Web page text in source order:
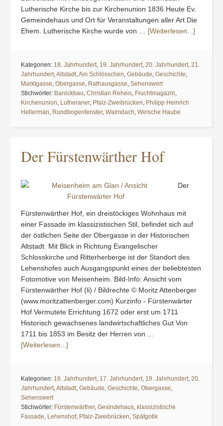
Lutherische Kirche bis zur Kirchenunion 1836 Heute Ev.
Gemeindehaus und Ort für Veranstaltungen aller Art Die
Ehem. Lutherische Kirche wurde von … [Weiterlesen...]
Kategorien: 18. Jahrhundert, 19. Jahrhundert,20. Jahrhundert,21.
Jahrhundert,Altstadt,Am Schlösschen,Gebäude,Geschichte,
Marktgasse,Obergasse, Rathausgasse,Sehenswert
Stichwörter: Barockbau,Christian Reheis, Fruchtmagazin,
Kirchenunion, Lutheraner, Pfalz-Zweibrücken, Philipp Heinrich
Hellerman, Rundbogenfenster,Walmdach,Welsche Haube
Der Fürstenwärther Hof
Der
Fürstenwärther Hof, ein dreistöckiges Wohnhaus mit
einer Fassade im klassizistischen Stil, befindet sich auf
der östlichen Seite der Obergasse in der Historischen
Altstadt. Mit Blick in Richtung Evangelischer
Schlosskirche und Ritterherberge ist der Standort des
Lehenshofes auch Ausgangspunkt eines der beliebtesten
Fotomotive von Meisenheim. Bild-Info: Ansicht vom
Fürstenwärther Hof (li) / Bildrechte © Moritz Attenberger
(www.moritzattenberger.com) Kurzinfo - Fürstenwärter
Hof Vermutete Errichtung 1672 oder erst um 1711
Historisch gewachsenes landwirtschaftliches Gut Von
1711 bis 1853 im Besitz der Herren von …
[Weiterlesen...]
Kategorien: 16. Jahrhundert, 17. Jahrhundert, 19. Jahrhundert,20.
Jahrhundert,Altstadt,Gebäude,Geschichte,Obergasse,
Sehenswert
Stichwörter: Fürstenwärther,Gesindehaus, klassizistische
Fassade, Lehenshof, Pfalz-Zweibrücken,Spätgotik